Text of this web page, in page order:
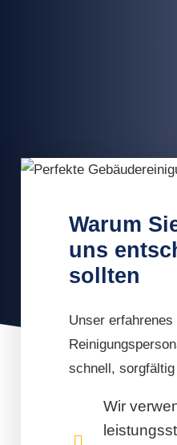
Warum
uns
sollten
Unser erfahrenes
schnell,
Wir